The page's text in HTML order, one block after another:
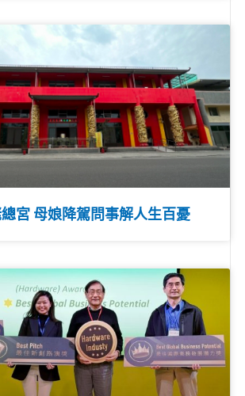
宮 母娘降駕問事解人生百憂